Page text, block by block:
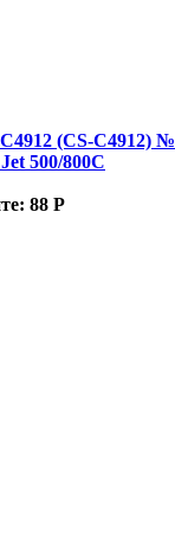
(CS-C4912)
500/800C
88 Р